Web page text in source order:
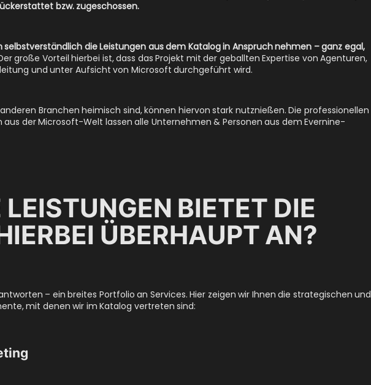
bzw. zugeschossen.
die Leistungen aus dem Katalog in Anspruch nehmen – ganz egal,
große Vorteil hierbei ist, dass das Projekt mit der geballten Expertise von Agenturen,
und unter Aufsicht von Microsoft durchgeführt wird.
Branchen heimisch sind, können hiervon stark nutznießen. Die professionellen
der Microsoft-Welt lassen alle Unternehmen & Personen aus dem Evernine-
BIETET DIE
ÜBERHAUPT AN?
– ein breites Portfolio an Services. Hier zeigen wir Ihnen die strategischen und
mit denen wir im Katalog vertreten sind: